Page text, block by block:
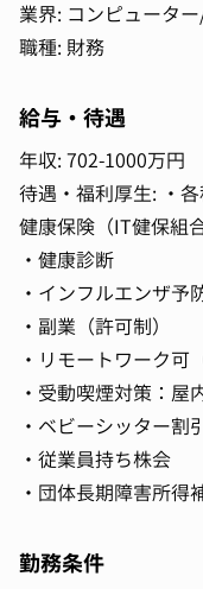
業界: コンピュータ
職種: 財務
給与・待遇
年収: 702-1000万円
待遇・福利厚生: ・
健康保険（IT健保組
・健康診断
・インフルエンザ予
・副業（許可制）
・リモートワーク可
・受動喫煙対策：屋
・ベビーシッター割
・従業員持ち株会
・団体長期障害所得
勤務条件